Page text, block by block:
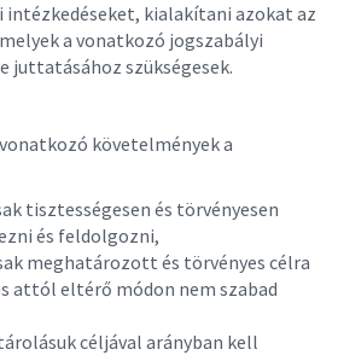
intézkedéseket, kialakítani azokat az
a vonatkozó jogszabályi
juttatásához szükségesek.
követelmények a
tisztességesen és törvényesen
és feldolgozni,
meghatározott és törvényes célra
attól eltérő módon nem szabad
céljával arányban kell